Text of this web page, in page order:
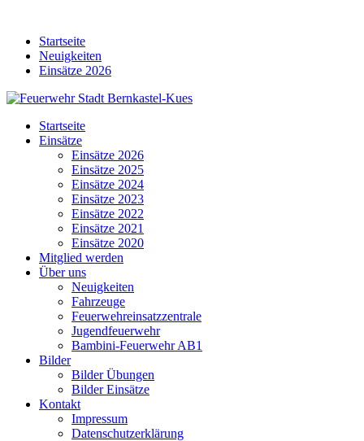
contentStartseite
Neuigkeiten
Einsätze 2026
Startseite
Einsätze
Einsätze 2026
Einsätze 2025
Einsätze 2024
Einsätze 2023
Einsätze 2022
Einsätze 2021
Einsätze 2020
Mitglied werden
Über uns
Neuigkeiten
Fahrzeuge
Feuerwehreinsatzzentrale
Jugendfeuerwehr
Bambini-Feuerwehr AB1
Bilder
Bilder Übungen
Bilder Einsätze
Kontakt
Impressum
Datenschutzerklärung